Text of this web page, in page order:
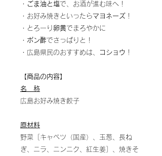
・ ごま油と塩で、お酒が進む味へ！
・お好み焼きといったらマヨネーズ ！
・とろーり卵黄でまろやかに
・ ポン酢でさっぱりと！
・広島県民のおすすめは、
コショウ ！
【商品の内容】
名 称
広島お好み焼き餃子
原材料
野菜［キャベツ（国産）、玉葱、長ね
ぎ、ニラ、ニンニク、紅生姜］、焼きそ